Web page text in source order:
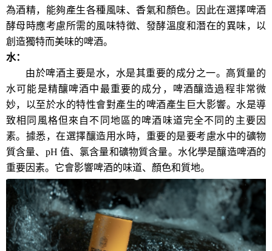
為酒精， 能夠產生各種風味、香氣和顏色。 因此在選擇啤酒
酵母時應考慮所需的風味特徵、發酵溫度和潛在的異味，以
創造獨特而美味的啤酒。
水：
由於啤酒主要是水，水是其重要的成分之一。高質量的
水可能是精釀啤酒中最重要的成分 ， 啤酒釀造過程非常微
妙，以至於水的特性會對產生的啤酒產生巨大影響。水是導
致相同風格但來自不同地區的啤酒味道完全不同的主要因
素。 據悉，在選擇釀造用水時，重要的是要考慮水中的礦物
質含量、 pH 值、氯含量和礦物質含量。水化學是釀造啤酒的
重要因素。它會影響啤酒的味道、顏色和質地。